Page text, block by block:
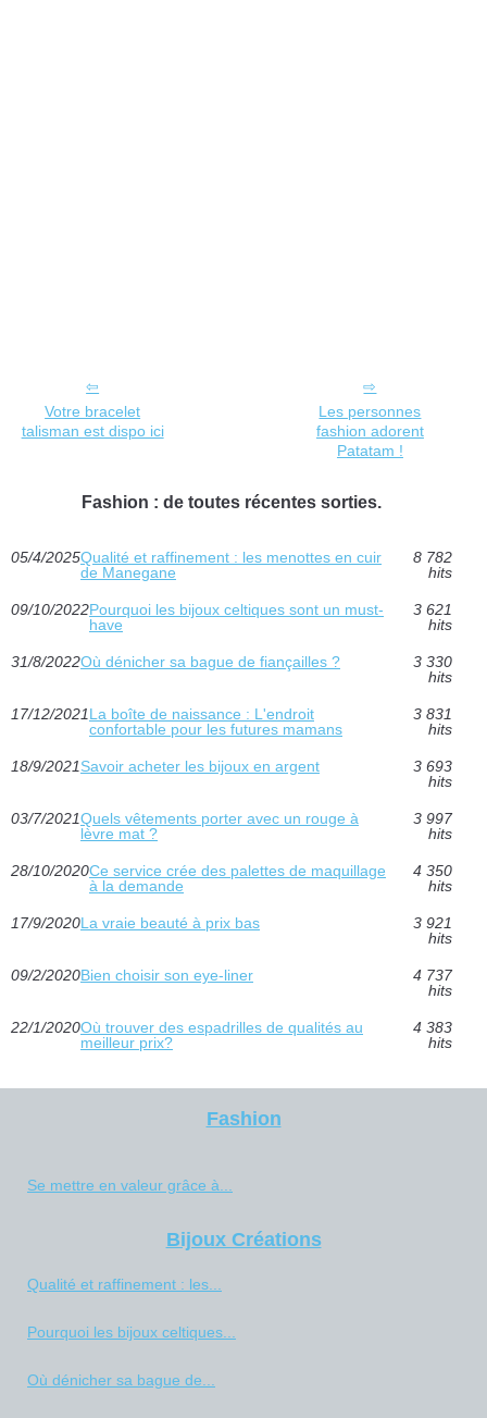
Votre bracelet
talisman est dispo ici
Les personnes
fashion adorent
Patatam !
Fashion : de toutes récentes sorties.
05/4/2025Qualité et raffinement : les menottes en cuir
de Manegane
8 782
hits
09/10/2022Pourquoi les bijoux celtiques sont un must-
have
3 621
hits
31/8/2022Où dénicher sa bague de fiançailles ?
3 330
hits
17/12/2021La boîte de naissance : L'endroit
confortable pour les futures mamans
3 831
hits
18/9/2021Savoir acheter les bijoux en argent
3 693
hits
03/7/2021Quels vêtements porter avec un rouge à
lèvre mat ?
3 997
hits
28/10/2020Ce service crée des palettes de maquillage
à la demande
4 350
hits
17/9/2020La vraie beauté à prix bas
3 921
hits
09/2/2020Bien choisir son eye-liner
4 737
hits
22/1/2020Où trouver des espadrilles de qualités au
meilleur prix?
4 383
hits
Fashion
Se mettre en valeur grâce à...
Bijoux Créations
Qualité et raffinement : les...
Pourquoi les bijoux celtiques...
Où dénicher sa bague de...